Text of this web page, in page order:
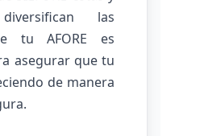
las
tu AFORE es
asegurar que tu
de manera